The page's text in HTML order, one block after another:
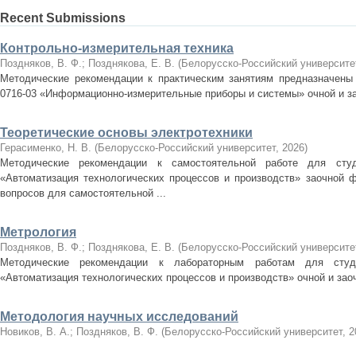
Recent Submissions
Контрольно-измерительная техника
Поздняков, В. Ф.; Позднякова, Е. В. (Белорусско-Российский
Методические рекомендации к практическим занятиям
0716-03 «Информационно-измерительные приборы и системы» очной и
Теоретические основы электротехники
Герасименко, Н. В. (Белорусско-Российский университет, 2026)
Методические рекомендации к самостоятельной работе для
«Автоматизация технологических процессов и производств»
вопросов для самостоятельной ...
Метрология
Поздняков, В. Ф.; Позднякова, Е. В. (Белорусско-Российский
Методические рекомендации к лабораторным работам для
«Автоматизация технологических процессов и производств» очной и
Методология научных исследований
Новиков, В. А.; Поздняков, В. Ф. (Белорусско-Российский университет,